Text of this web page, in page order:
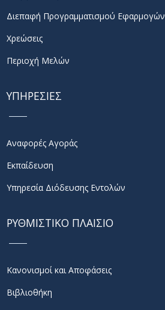
Διεπαφή Προγραμματισμού Εφαρμογών
Χρεώσεις
Περιοχή Μελών
ΥΠΗΡΕΣΙΕΣ
Αναφορές Αγοράς
Εκπαίδευση
Υπηρεσία Διόδευσης Εντολών
ΡΥΘΜΙΣΤΙΚΟ ΠΛΑΙΣΙΟ
Κανονισμοί και Αποφάσεις
Βιβλιοθήκη